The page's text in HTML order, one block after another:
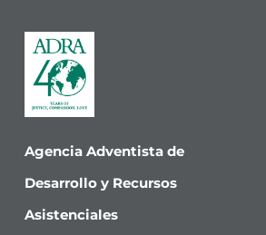
Agencia Adventista de
Desarrollo y Recursos
Asistenciales